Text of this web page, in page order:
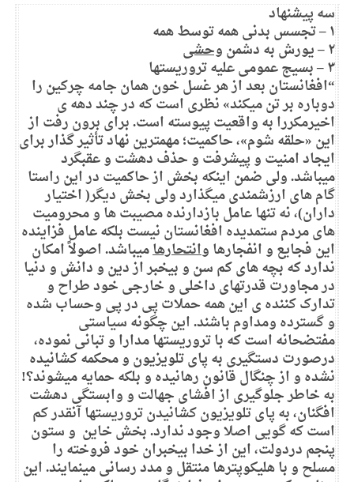
سه پیشنهاد
۱ – تجسس بدنی همه توسط همه
۲ – یورش به دشمن وحشی
۳ – بسیج عمومی علیه تروریستها
“افغانستان بعد از هر غسل خون همان جامه چرکین را
دوباره بر تن میکند» نظری است که در چند دهه ی
اخیرمکررا به واقعیت پیوسته است. برای برون رفت از
این «حلقه شوم»، حاکمیت؛ مهمترین نهاد تأثیر گذار برای
ایجاد امنیت و پیشرفت و حذف دهشت و عقبگرد
میباشد. ولی ضمن اینکه بخش از حاکمیت در این راستا
گام های ارزشمندی میگذارد ولی بخش دیگر( اختیار
داران)، نه تنها عامل بازدارنده مصیبت ها و محرومیت
های مردم ستمدیده افغانستان نیست بلکه عامل فزاینده
این فجایع و انفجارها وانتحارهامیباشد. اصولاً امکان
ندارد که بچه های کم سن و بیخبر از دین و دانش و دنیا
در مجاورت قدرتهای داخلی و خارجی خود طراح و
تدارک کننده ی این همه حملات پی در پی وحساب شده
و گسترده ومداوم باشند. این چگونه سیاستی
مفتضحانه است که با تروریستها مدارا و تبانی نموده،
درصورت دستگیری به پای تلویزیون و محکمه کشانیده
نشده و از چنگال قانون رهانیده و بلکه حمایه میشوند؟!
به خاطر جلوگیری از افشای جهالت و وابستگی دهشت
افگنان، به پای تلویزیون کشانیدن تروریستها آنقدر کم
است که گویی اصلا وجود ندارد. بخش خاین و ستون
پنجم دردولت، این از خدا بیخبران خود فروخته را
مسلح و با هلیکوپترها منتقل و مدد رسانی مینمایند. این